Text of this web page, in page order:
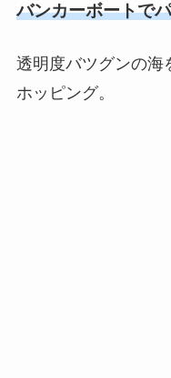
バンカーボートで
透明度バツグンの海
ホッピング。